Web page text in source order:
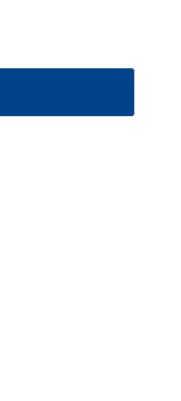
Steckverbinder
90°.